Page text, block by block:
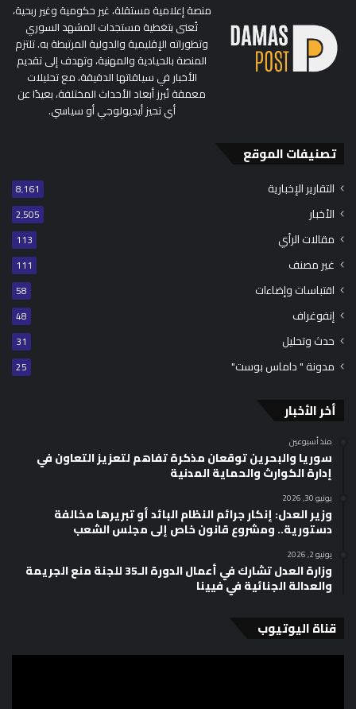
منصة إعلامية مستقلة، غير حكومية وغير ربحية،
تُعنى بتغطية مستجدات المشهد السوري
وتطوراته الإقليمية والدولية المرتبطة به. تلتزم
المنصة بالحيادية والمهنية، وتهدف إلى تقديم
الأخبار في سياقاتها الدقيقة، مع تحليلات
معمقة تُبرز أبعاد الأحداث المختلفة، بعيدًا عن
أي تحيز أيديولوجي أو سياسي.
تصنيفات الموقع
التقارير الإخبارية 8٬161
الأخبار 2٬505
مقالات الرأي 113
غير مصنف 111
اقتباسات وإضاءات 58
إنفوغراف 48
حدث وتحليل 31
مدونة " داماس بوست" 25
أخر الأخبار
منذ أسبوعين
سوريا والبحرين توقعان مذكرة تفاهم لتعزيز التعاون في
إدارة الكوارث والحماية المدنية
يونيو 30, 2026
وزير العدل: إنكار جرائم النظام البائد أو تبريرها مخالفة
دستورية.. ومشروع قانون خاص إلى مجلس الشعب
يونيو 2, 2026
وزارة العدل تشارك في أعمال الدورة الـ35 للجنة منع الجريمة
والعدالة الجنائية في فيينا
قناة اليوتيوب